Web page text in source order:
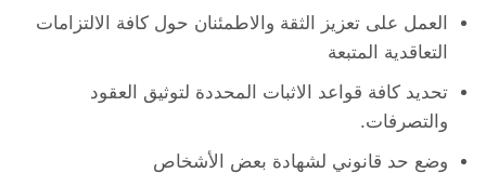
العمل على تعزيز الثقة والاطمئنان حول كافة الالتزامات
التعاقدية المتبعة
تحديد كافة قواعد الاثبات المحددة لتوثيق العقود
والتصرفات.
وضع حد قانوني لشهادة بعض الأشخاص